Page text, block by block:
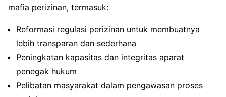
mafia perizinan, termasuk:
Reformasi regulasi perizinan untuk membuatnya
lebih transparan dan sederhana
Peningkatan kapasitas dan integritas aparat
penegak hukum
Pelibatan masyarakat dalam pengawasan proses